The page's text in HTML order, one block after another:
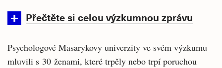
Přečtěte si celou výzkumnou zprávu
Psychologové Masarykovy univerzity ve svém výzkumu
mluvili s 30 ženami, které trpěly nebo trpí poruchou